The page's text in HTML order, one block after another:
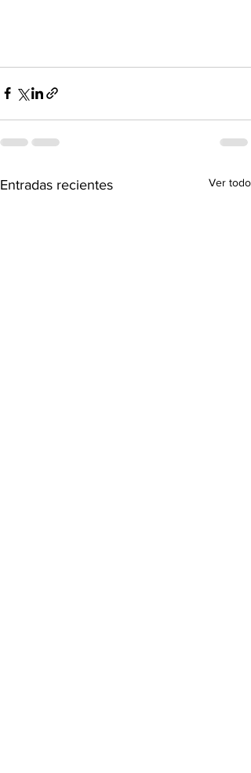
Entradas recientes Ver todo